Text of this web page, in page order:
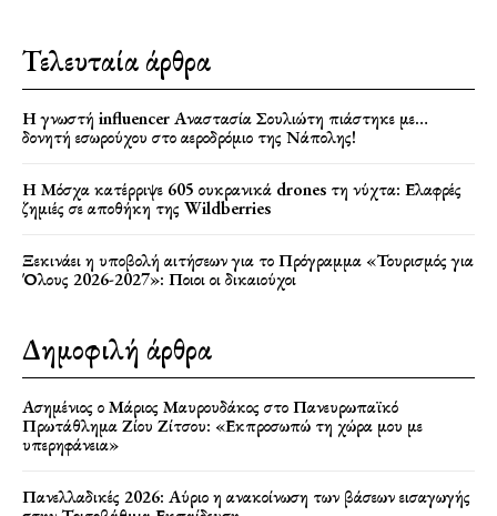
Τελευταία άρθρα
Η γνωστή influencer Αναστασία Σουλιώτη πιάστηκε με…
δονητή εσωρούχου στο αεροδρόμιο της Νάπολης!
Η Μόσχα κατέρριψε 605 ουκρανικά drones τη νύχτα: Ελαφρές
ζημιές σε αποθήκη της Wildberries
Ξεκινάει η υποβολή αιτήσεων για το Πρόγραμμα «Τουρισμός για
Όλους 2026-2027»: Ποιοι οι δικαιούχοι
Δημοφιλή άρθρα
Ασημένιος ο Μάριος Μαυρουδάκος στο Πανευρωπαϊκό
Πρωτάθλημα Ζίου Ζίτσου: «Εκπροσωπώ τη χώρα μου με
υπερηφάνεια»
Πανελλαδικές 2026: Αύριο η ανακοίνωση των βάσεων εισαγωγής